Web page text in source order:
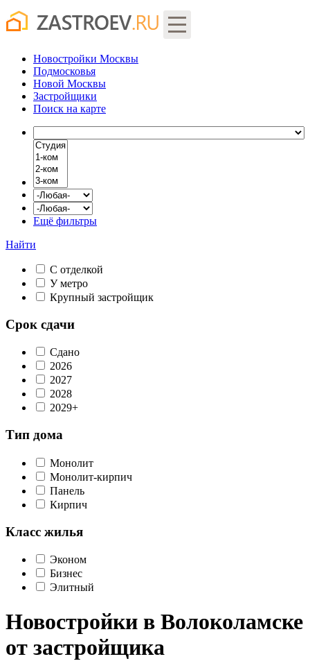
Новостройки Москвы
Подмосковья
Новой Москвы
Застройщики
Поиск на карте
Ещё фильтры
Найти
С отделкой
У метро
Крупный застройщик
Срок сдачи
Сдано
2026
2027
2028
2029+
Тип дома
Монолит
Монолит-кирпич
Панель
Кирпич
Класс жилья
Эконом
Бизнес
Элитный
Новостройки в Волоколамске
от застройщика